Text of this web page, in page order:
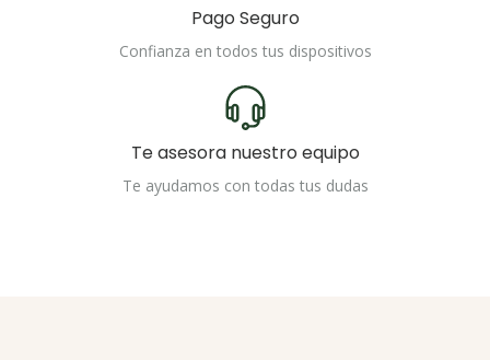
Pago Seguro
Confianza en todos tus dispositivos
Te asesora nuestro equipo
Te ayudamos con todas tus dudas